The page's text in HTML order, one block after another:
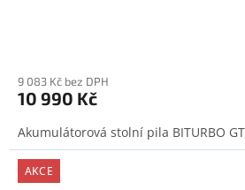
9 083 Kč bez DPH
10 990 Kč
Akumulátorová stolní pila BITURBO
AKCE